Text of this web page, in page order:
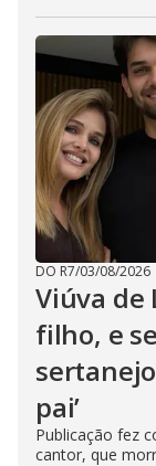
DO R7/03/08/2026
Viúva de
filho, e
pai’
Publicação fez
cantor, que